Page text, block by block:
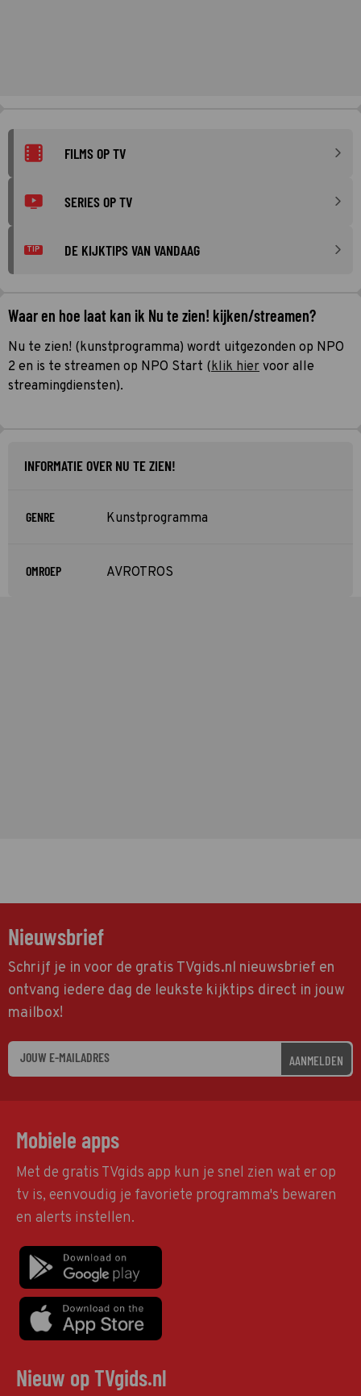
FILMS OP TV
SERIES OP TV
TIP DE KIJKTIPS VAN VANDAAG
Waar en hoe laat kan ik Nu te zien! kijken/streamen?
Nu te zien! (kunstprogramma) wordt uitgezonden op NPO
2 en is te streamen op NPO Start (klik hier voor alle
streamingdiensten).
INFORMATIE OVER NU TE ZIEN!
GENRE Kunstprogramma
OMROEP AVROTROS
Nieuwsbrief
Schrijf je in voor de gratis TVgids.nl nieuwsbrief en
ontvang iedere dag de leukste kijktips direct in jouw
mailbox!
AANMELDEN
Mobiele apps
Met de gratis TVgids app kun je snel zien wat er op
tv is, eenvoudig je favoriete programma's bewaren
en alerts instellen.
Nieuw op TVgids.nl